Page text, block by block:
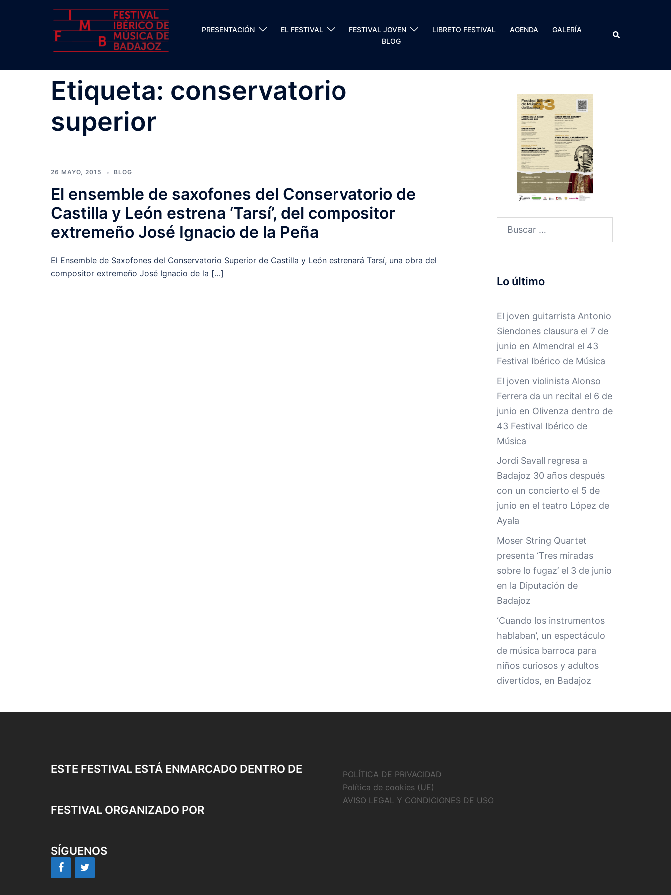
PRESENTACIÓN EL FESTIVAL FESTIVAL JOVEN LIBRETO FESTIVAL AGENDA
GALERÍA
BLOG
Buscar
Etiqueta: conservatorio
superior
26 MAYO, 2015 BLOG
El ensemble de saxofones del Conservatorio de
Castilla y León estrena ‘Tarsí’, del compositor
extremeño José Ignacio de la Peña
El Ensemble de Saxofones del Conservatorio Superior de Castilla y León estrenará Tarsí, una obra del
compositor extremeño José Ignacio de la […]
Buscar:
Lo último
El joven guitarrista Antonio
Siendones clausura el 7 de
junio en Almendral el 43
Festival Ibérico de Música
El joven violinista Alonso
Ferrera da un recital el 6 de
junio en Olivenza dentro de
43 Festival Ibérico de
Música
Jordi Savall regresa a
Badajoz 30 años después
con un concierto el 5 de
junio en el teatro López de
Ayala
Moser String Quartet
presenta ‘Tres miradas
sobre lo fugaz’ el 3 de junio
en la Diputación de
Badajoz
‘Cuando los instrumentos
hablaban’, un espectáculo
de música barroca para
niños curiosos y adultos
divertidos, en Badajoz
ESTE FESTIVAL ESTÁ ENMARCADO DENTRO DE
FESTIVAL ORGANIZADO POR
SÍGUENOS
POLÍTICA DE PRIVACIDAD
Política de cookies (UE)
AVISO LEGAL Y CONDICIONES DE USO